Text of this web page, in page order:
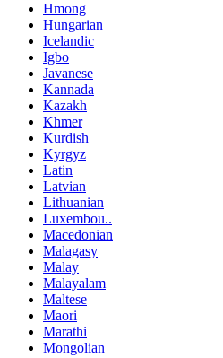
Hmong
Hungarian
Icelandic
Igbo
Javanese
Kannada
Kazakh
Khmer
Kurdish
Kyrgyz
Latin
Latvian
Lithuanian
Luxembou..
Macedonian
Malagasy
Malay
Malayalam
Maltese
Maori
Marathi
Mongolian